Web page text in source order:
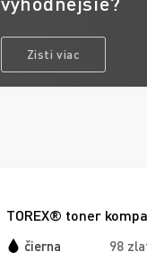
Zisti viac
TOREX® toner
čierna 98